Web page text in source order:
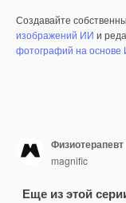
Создавайте
изображений ИИ и
фотографий на основе
magnific
Еще из этой